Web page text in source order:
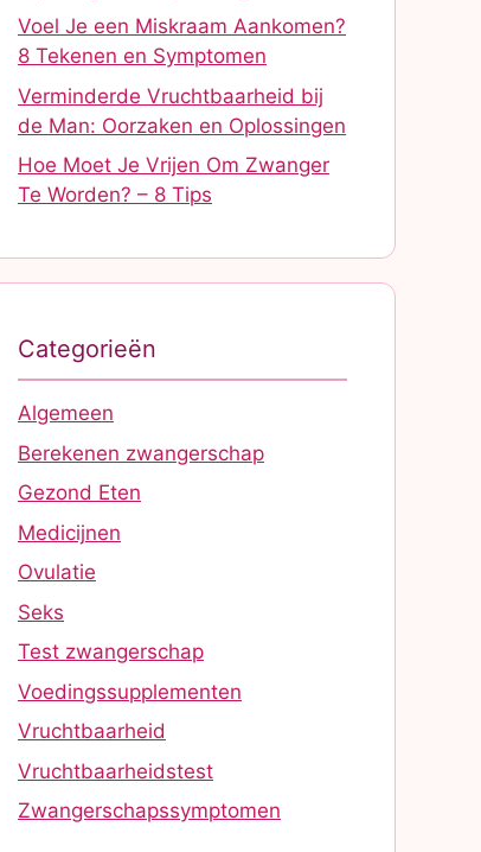
Voel Je een Miskraam Aankomen?
8 Tekenen en Symptomen
Verminderde Vruchtbaarheid bij
de Man: Oorzaken en Oplossingen
Hoe Moet Je Vrijen Om Zwanger
Te Worden? – 8 Tips
Categorieën
Algemeen
Berekenen zwangerschap
Gezond Eten
Medicijnen
Ovulatie
Seks
Test zwangerschap
Voedingssupplementen
Vruchtbaarheid
Vruchtbaarheidstest
Zwangerschapssymptomen